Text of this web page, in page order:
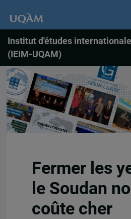
Institut d'études
(IEIM-UQAM)
Fermer les
le Soudan
coûte cher